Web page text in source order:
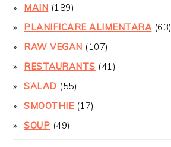
MAIN (189)
PLANIFICARE ALIMENTARA(63)
RAW VEGAN (107)
RESTAURANTS (41)
SALAD (55)
SMOOTHIE(17)
SOUP (49)